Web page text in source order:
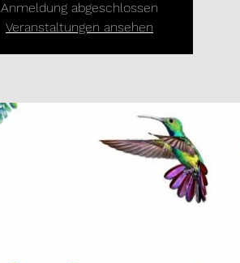
Anmeldung abgeschlossen
Veranstaltungen ansehen